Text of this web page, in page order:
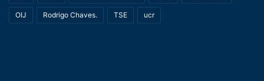
OIJ Rodrigo Chaves. TSE ucr